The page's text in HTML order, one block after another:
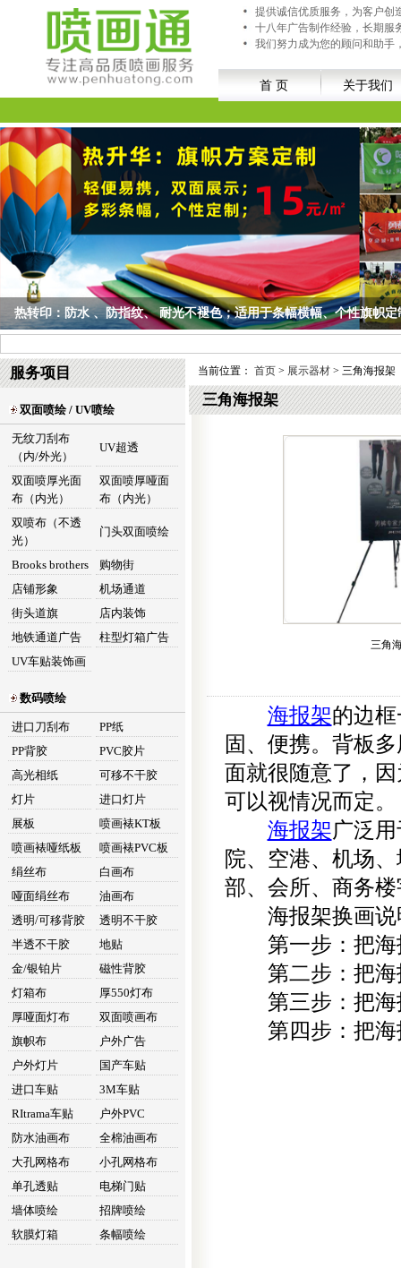
提供诚信优质服务，为客户创
十八年广告制作经验，长期服
我们努力成为您的顾问和助手
首 页 关于我们
热转印：防水 、防指纹、 耐光不褪色；适用于条幅横幅、个性旗帜
服务项目
双面喷绘 / UV喷绘
无纹刀刮布
（内/外光）
UV超透
双面喷厚光面
布（内光）
双面喷厚哑面
布（内光）
双喷布（不透
光）
门头双面喷绘
Brooks brothers
购物街
店铺形象
机场通道
街头道旗
店内装饰
地铁通道广告
柱型灯箱广告
UV车贴装饰画
数码喷绘
进口刀刮布
PP纸
PP背胶
PVC胶片
高光相纸
可移不干胶
灯片
进口灯片
展板
喷画裱KT板
喷画裱哑纸板
喷画裱PVC板
绢丝布
白画布
哑面绢丝布
油画布
透明/可移背胶
透明不干胶
半透不干胶
地贴
金/银铂片
磁性背胶
灯箱布
厚550灯布
厚哑面灯布
双面喷画布
旗帜布
户外广告
户外灯片
国产车贴
进口车贴
3M车贴
RItrama车贴
户外PVC
防水油画布
全棉油画布
大孔网格布
小孔网格布
单孔透贴
电梯门贴
墙体喷绘
招牌喷绘
软膜灯箱
条幅喷绘
当前位置： 首页 > 展示器材> 三角海报架
三角海报架
三角
海报架的边
固、便携。背板
面就很随意了，
可以视情况而定。
海报架广泛
院、空港、机场
部、会所、商务
海报架换画说
第一步：把海
第二步：把海
第三步：把海
第四步：把海